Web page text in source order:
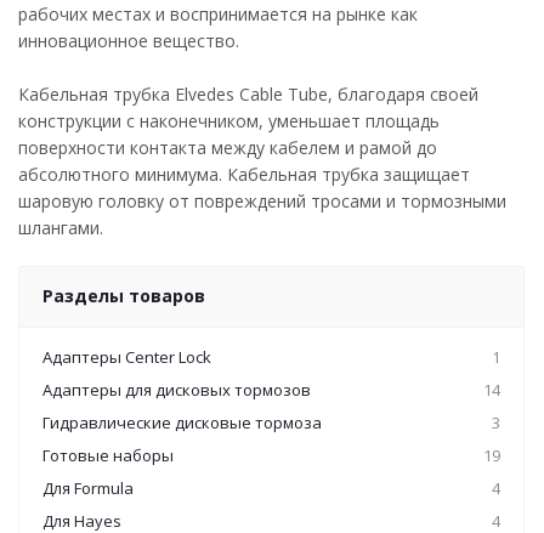
рабочих местах и ​​воспринимается на рынке как
инновационное вещество.
Кабельная трубка Elvedes Cable Tube, благодаря своей
конструкции с наконечником, уменьшает площадь
поверхности контакта между кабелем и рамой до
абсолютного минимума. Кабельная трубка защищает
шаровую головку от повреждений тросами и тормозными
шлангами.
Разделы товаров
Адаптеры Center Lock
1
Адаптеры для дисковых тормозов
14
Гидравлические дисковые тормоза
3
Готовые наборы
19
Для Formula
4
Для Hayes
4